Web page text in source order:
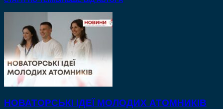
НОВАТОРСЬКІ ІДЕЇ МОЛОДИХ АТОМНИКІВ